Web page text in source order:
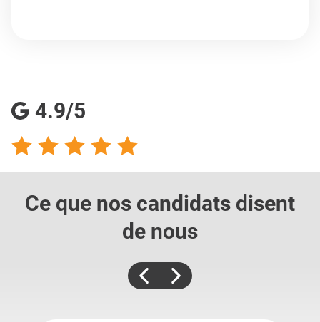
4.9/5
Ce que nos candidats disent
de nous